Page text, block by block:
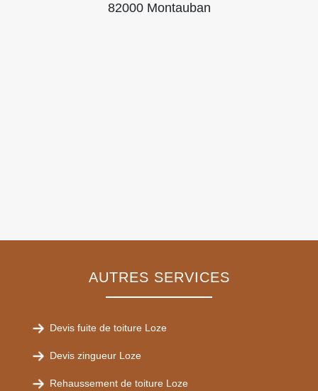
82000 Montauban
AUTRES SERVICES
Devis fuite de toiture Loze
Devis zingueur Loze
Rehaussement de toiture Loze